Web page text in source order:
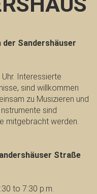
Sandershäuser
Interessierte
sind willkommen
zu Musizieren und
sind
mitgebracht werden.
Straße
to 7:30 p.m.